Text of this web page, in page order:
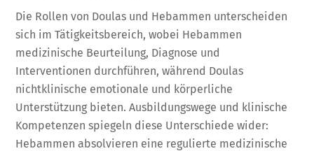
Die Rollen von Doulas und Hebammen unterscheiden
sich im Tätigkeitsbereich, wobei Hebammen
medizinische Beurteilung, Diagnose und
Interventionen durchführen, während Doulas
nichtklinische emotionale und körperliche
Unterstützung bieten. Ausbildungswege und klinische
Kompetenzen spiegeln diese Unterschiede wider:
Hebammen absolvieren eine regulierte medizinische